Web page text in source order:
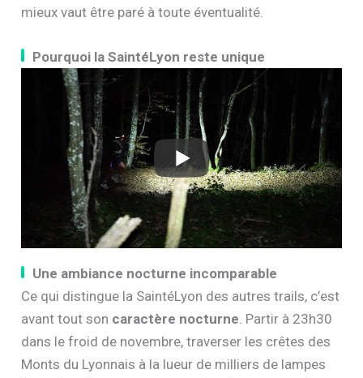
mieux vaut être paré à toute éventualité.
Pourquoi la SaintéLyon reste unique
Une ambiance nocturne incomparable
Ce qui distingue la SaintéLyon des autres trails, c’est
avant tout son caractère nocturne. Partir à 23h30
dans le froid de novembre, traverser les crêtes des
Monts du Lyonnais à la lueur de milliers de lampes